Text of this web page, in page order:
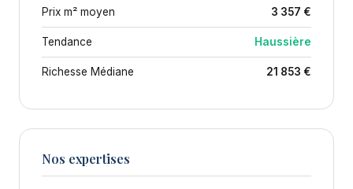
Prix m² moyen 3 357 €
Tendance Haussière
Richesse Médiane 21 853 €
Nos expertises